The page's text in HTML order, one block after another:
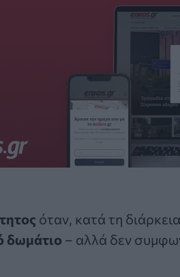
όταν, κατά τη
δωμάτιο – αλλά δεν